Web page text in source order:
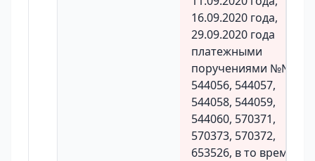
16.09.2020 года,
29.09.2020 года
платежными
поручениями №№
544056, 544057,
544058, 544059,
544060, 570371,
570373, 570372,
653526, в то время